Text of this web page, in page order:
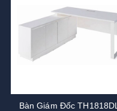
Bàn Giám Đốc TH1818DL